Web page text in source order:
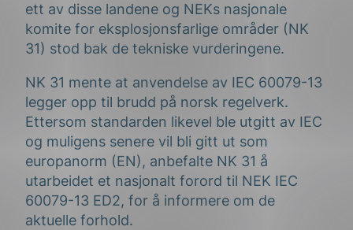
ett av disse landene og NEKs nasjonale
komite for eksplosjonsfarlige områder (NK
31) stod bak de tekniske vurderingene.
NK 31 mente at anvendelse av IEC 60079-13
legger opp til brudd på norsk regelverk.
Ettersom standarden likevel ble utgitt av IEC
og muligens senere vil bli gitt ut som
europanorm (EN), anbefalte NK 31 å
utarbeidet et nasjonalt forord til NEK IEC
60079-13 ED2, for å informere om de
aktuelle forhold.